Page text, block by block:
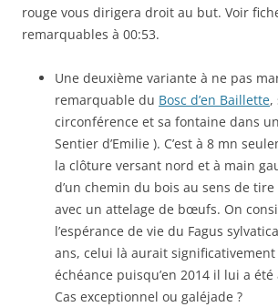
rouge vous dirigera droit au but. Voir
remarquables à 00:53.
Une deuxième variante à ne pas
remarquable du Bosc d’en Baillette,
circonférence et sa fontaine dans
Sentier d’Emilie ). C’est à 8 mn
la clôture versant nord et à main
d’un chemin du bois au sens de
avec un attelage de bœufs. On
l’espérance de vie du Fagus
ans, celui là aurait
échéance puisqu’en 2014 il lui a
Cas exceptionnel ou galéjade ?